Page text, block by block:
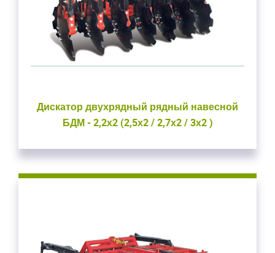
Дискатор двухрядный рядный навесной
БДМ - 2,2х2 (2,5х2 / 2,7х2 / 3х2 )